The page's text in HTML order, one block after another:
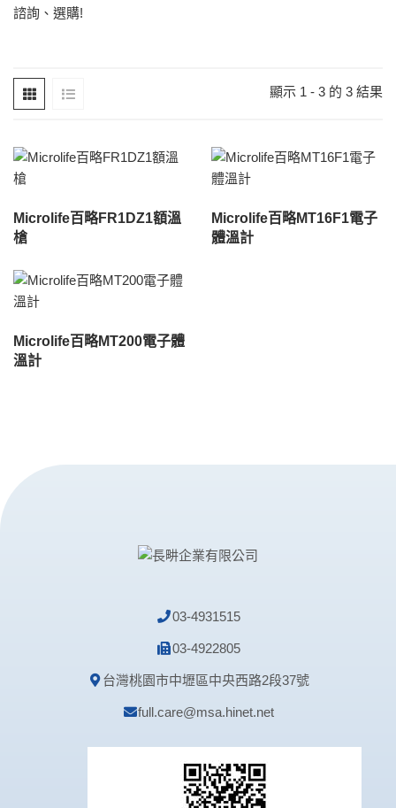
諮詢、選購!
顯示 1 - 3 的 3 結果
Microlife百略FR1DZ1額溫
槍
Microlife百略MT16F1電子
體溫計
Microlife百略MT200電子體
溫計
03-4931515
03-4922805
台灣桃園市中壢區中央西路2段37號
full.care@msa.hinet.net